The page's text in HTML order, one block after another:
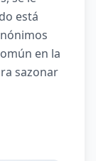
está
en la
sazonar